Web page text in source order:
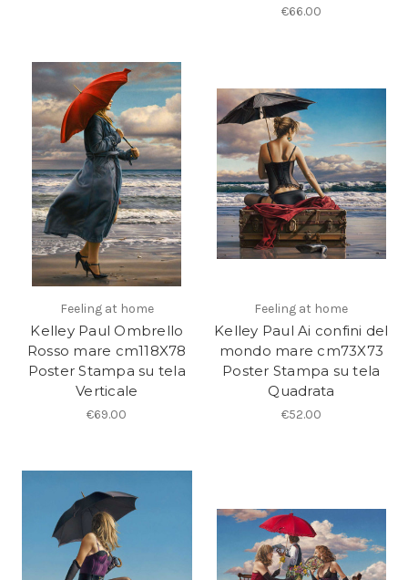
€66.00
Feeling at home
Kelley Paul Ombrello
Rosso mare cm118X78
Poster Stampa su tela
Verticale
€69.00
Feeling at home
Kelley Paul Ai confini del
mondo mare cm73X73
Poster Stampa su tela
Quadrata
€52.00